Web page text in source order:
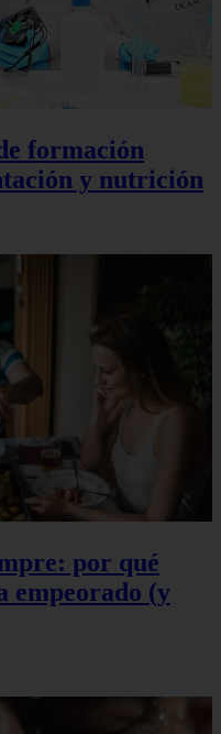
formación
y nutrición
por qué
empeorado (y